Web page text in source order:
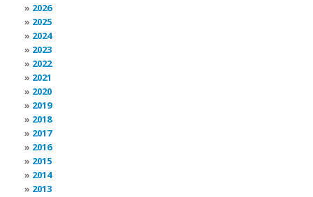
2026
2025
2024
2023
2022
2021
2020
2019
2018
2017
2016
2015
2014
2013